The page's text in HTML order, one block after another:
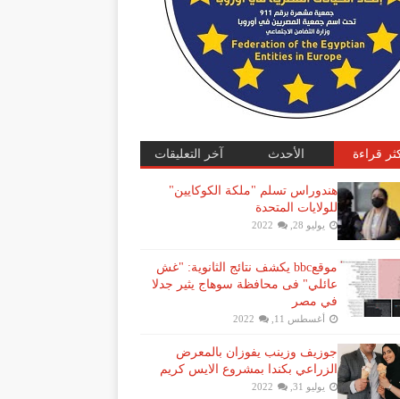
قراءة الأحدث آخر التعليقات
هندوراس تسلم "ملكة الكوكايين"
للولايات المتحدة
يوليو 28, 2022
موقعbbc يكشف نتائج الثانوية: "غش
عائلي" فى محافظة سوهاج يثير جدلا
في مصر
أغسطس 11, 2022
جوزيف وزينب يفوزان بالمعرض
الزراعي بكندا بمشروع الايس كريم
يوليو 31, 2022